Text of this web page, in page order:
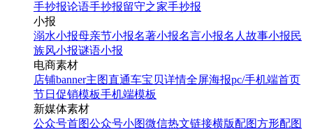
手抄报论语手抄报留守之家手抄报
小报
溺水小报母亲节小报名著小报名言小报名人故事小报民
族风小报谜语小报
电商素材
店铺banner主图直通车宝贝详情全屏海报pc/手机端首页
节日促销模板手机端模板
新媒体素材
公众号首图公众号小图微信热文链接横版配图方形配图